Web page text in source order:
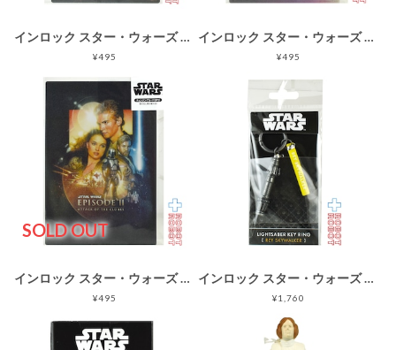
インロック スター・ウォーズ サーガ EP3 チェンジングカード 未開封
¥495
インロック スター・ウォーズ サーガ EP1 チェンジングカード 未開封
¥495
SOLD OUT
インロック スター・ウォーズ サーガ EP2 チェンジングカード 未開封
¥495
インロック スター・ウォーズ レイ・スカイウォーカー ライトセーバー キーホルダー 未開封
¥1,760